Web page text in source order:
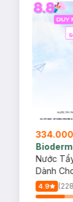
Nước
Dành
500ml
4.9